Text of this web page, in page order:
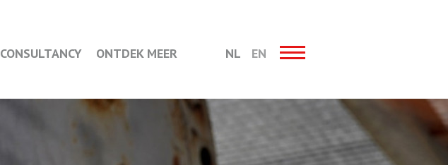
CONSULTANCY ONTDEK MEER NL EN